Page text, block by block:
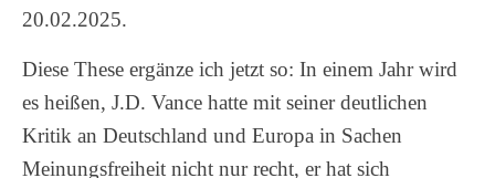
20.02.2025.
Diese These ergänze ich jetzt so: In einem Jahr wird
es heißen, J.D. Vance hatte mit seiner deutlichen
Kritik an Deutschland und Europa in Sachen
Meinungsfreiheit nicht nur recht, er hat sich